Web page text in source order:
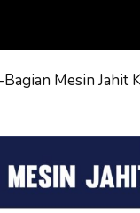
Mesin Jahit